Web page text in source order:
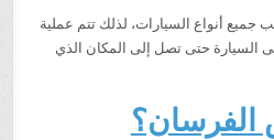
جميع أنواع السيارات، لذلك تتم عملية
السيارة حتى تصل إلى المكان الذي
الفرسان؟